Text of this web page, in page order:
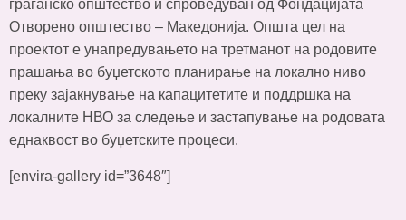
граѓанско општество и спроведуван од Фондацијата
Отворено општество – Македонија. Општа цел на
проектот е унапредувањето на третманот на родовите
прашања во буџетското планирање на локално ниво
преку зајакнување на капацитетите и поддршка на
локалните НВО за следење и застапување на родовата
еднаквост во буџетските процеси.
[envira-gallery id=”3648″]